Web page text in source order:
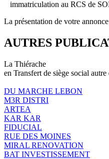
immatriculation au RCS de
La présentation de votre
AUTRES
La Thiérache
en Transfert de siège social autre
DU MARCHE LEBON
M3R DISTRI
ARTEA
KAR KAR
FIDUCIAL
RUE DES MOINES
MIRAL RENOVATION
BAT INVESTISSEMENT